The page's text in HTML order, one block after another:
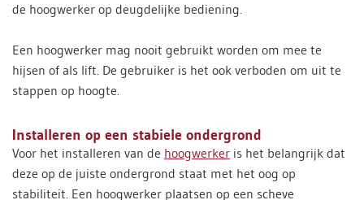
de hoogwerker op deugdelijke bediening.
Een hoogwerker mag nooit gebruikt worden om mee te
hijsen of als lift. De gebruiker is het ook verboden om uit te
stappen op hoogte.
Installeren op een stabiele ondergrond
Voor het installeren van de hoogwerker is het belangrijk dat
deze op de juiste ondergrond staat met het oog op
stabiliteit. Een hoogwerker plaatsen op een scheve